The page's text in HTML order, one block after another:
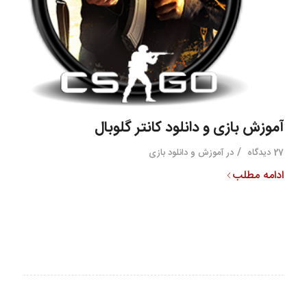
آموزش بازی و دانلود کانتر گلوبال
27 دیدگاه / درآموزش و دانلود بازی
ادامه مطلب